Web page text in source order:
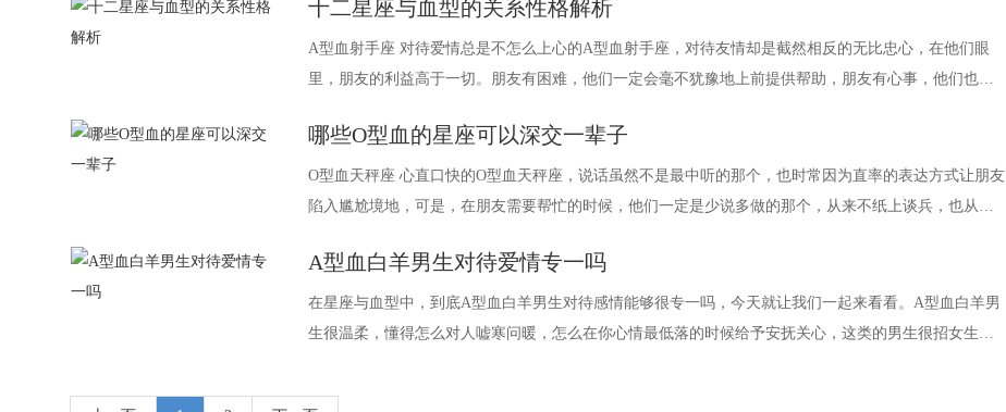
十二星座与血型的关系性格解析
A型血射手座 对待爱情总是不怎么上心的A型血射手座，对待友情却是截然相反的无比忠心，在他们眼
里，朋友的利益高于一切。朋友有困难，他们一定会毫不犹豫地上前提供帮助，朋友有心事，他们也心
哪些O型血的星座可以深交一辈子
O型血天秤座 心直口快的O型血天秤座，说话虽然不是最中听的那个，也时常因为直率的表达方式让朋友
陷入尴尬境地，可是，在朋友需要帮忙的时候，他们一定是少说多做的那个，从来不纸上谈兵，也从来
A型血白羊男生对待爱情专一吗
在星座与血型中，到底A型血白羊男生对待感情能够很专一吗，今天就让我们一起来看看。A型血白羊男
生很温柔，懂得怎么对人嘘寒问暖，怎么在你心情最低落的时候给予安抚关心，这类的男生很招女生喜